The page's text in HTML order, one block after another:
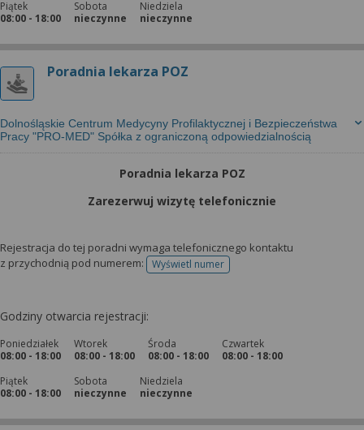
Piątek
08:00 - 18:00
Sobota
nieczynne
Niedziela
nieczynne
Poradnia lekarza POZ
Dolnośląskie Centrum Medycyny Profilaktycznej i Bezpieczeństwa
Pracy "PRO-MED" Spółka z ograniczoną odpowiedzialnością
Poradnia lekarza POZ
Zarezerwuj wizytę telefonicznie
Rejestracja do tej poradni wymaga telefonicznego kontaktu
z przychodnią pod numerem:
Wyświetl numertelefonu do rejestracji
Godziny otwarcia rejestracji:
Poniedziałek
08:00 - 18:00
Wtorek
08:00 - 18:00
Środa
08:00 - 18:00
Czwartek
08:00 - 18:00
Piątek
08:00 - 18:00
Sobota
nieczynne
Niedziela
nieczynne